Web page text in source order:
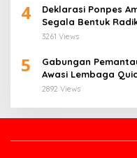
4
Deklarasi Ponpes
Segala Bentuk
3261 Views
5
Gabungan
Awasi Lembaga
2892 Views